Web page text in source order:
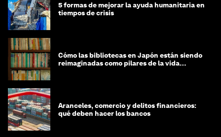
5 formas de mejorar la ayuda humanitaria en
tiempos de crisis
Cómo las bibliotecas en Japón están siendo
reimaginadas como pilares de la vida
Aranceles, comercio y delitos financieros:
qué deben hacer los bancos